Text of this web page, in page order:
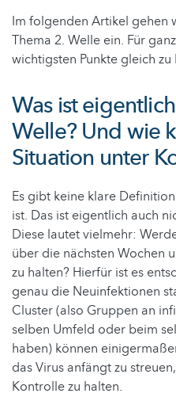
Im folgenden Artikel gehen
Thema 2. Welle ein. Für
wichtigsten Punkte gleich zu
Was ist
Welle? Und wie
Situation unter
Es gibt keine klare
ist. Das ist eigentlich auch
Diese lautet vielmehr:
über die nächsten Wochen
zu halten? Hierfür ist es
genau die Neuinfektionen
Cluster (also Gruppen an
selben Umfeld oder beim
haben) können
das Virus anfängt zu
Kontrolle zu halten.